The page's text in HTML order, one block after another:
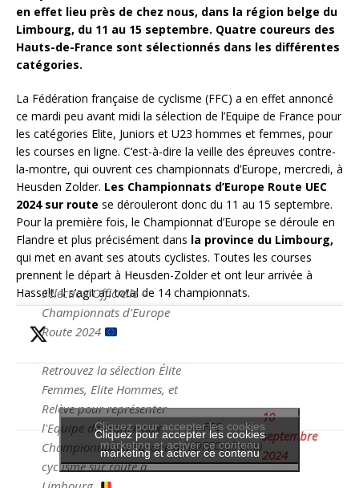
en effet lieu près de chez nous, dans la région belge du
Limbourg, du 11 au 15 septembre. Quatre coureurs des
Hauts-de-France sont sélectionnés dans les différentes
catégories.
La Fédération française de cyclisme (FFC) a en effet annoncé
ce mardi peu avant midi la sélection de l’Equipe de France pour
les catégories Elite, Juniors et U23 hommes et femmes, pour
les courses en ligne. C’est-à-dire la veille des épreuves contre-
la-montre, qui ouvrent ces championnats d’Europe, mercredi, à
Heusden Zolder. Les Championnats d’Europe Route UEC
2024 sur route se dérouleront donc du 11 au 15 septembre.
Pour la première fois, le Championnat d’Europe se déroule en
Flandre et plus précisément dans la province du Limbourg,
qui met en avant ses atouts cyclistes. Toutes les courses
prennent le départ à Heusden-Zolder et ont leur arrivée à
Hasselt. Il s’agit au total de 14 championnats.
Sélection Officielle –
Championnats d'Europe
Route 2024
Retrouvez la sélection Élite
Femmes, Elite Hommes, et
Relève pour représenter
l'Equipe de France aux
Championnats d'Europe de
cyclisme sur route à
— FFC
(@FFCyclisme)
10
septembre
2024
Cliquez pour accepter les cookies
marketing et activer ce contenu
Cliquez pour accepter les cookies
marketing et activer ce contenu